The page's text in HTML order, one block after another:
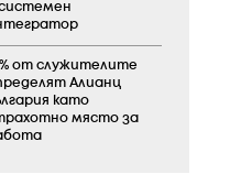
от служителите
Алианц
като
място за